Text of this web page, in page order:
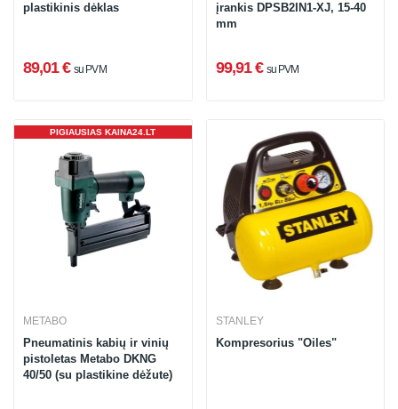
plastikinis dėklas
89,01 € su PVM
įrankis DPSB2IN1-XJ, 15-40
mm
99,91 € su PVM
PIGIAUSIAS KAINA24.LT
METABO
Pneumatinis kabių ir vinių
pistoletas Metabo DKNG
40/50 (su plastikine dėžute)
STANLEY
Kompresorius "Oiles"